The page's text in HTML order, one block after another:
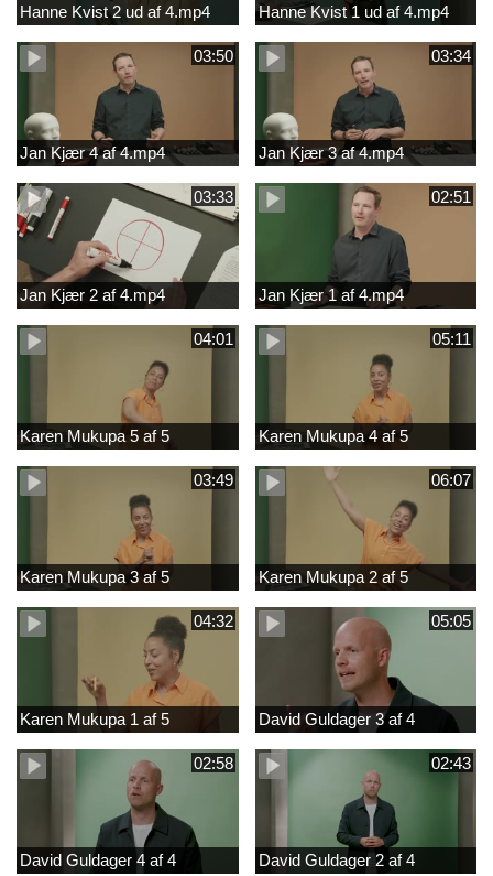
Hanne Kvist 2 ud af 4.mp4 Hanne Kvist 1 ud af 4.mp4
03:50
Jan Kjær 4 af 4.mp4
03:34
Jan Kjær 3 af 4.mp4
03:33
Jan Kjær 2 af 4.mp4
02:51
Jan Kjær 1 af 4.mp4
04:01
Karen Mukupa 5 af 5
05:11
Karen Mukupa 4 af 5
03:49
Karen Mukupa 3 af 5
06:07
Karen Mukupa 2 af 5
04:32
Karen Mukupa 1 af 5
05:05
David Guldager 3 af 4
02:58
David Guldager 4 af 4
02:43
David Guldager 2 af 4